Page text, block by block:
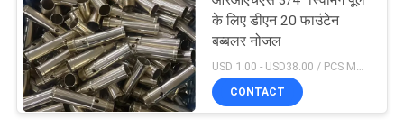
NEWS
साइटमैप
18
के लिए डीएन 20 फाउंटेन
बब्बलर नोजल
USD 1.00 - USD38.00 / PCS MOQ:1 टुकड़ा
CONTACT